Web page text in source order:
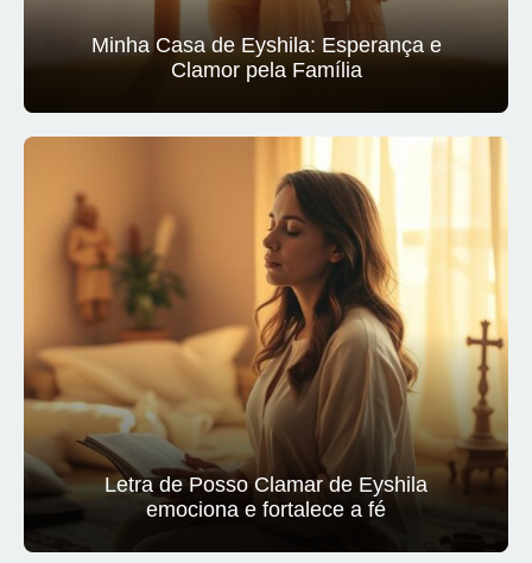
Minha Casa de Eyshila: Esperança e
Clamor pela Família
Letra de Posso Clamar de Eyshila
emociona e fortalece a fé